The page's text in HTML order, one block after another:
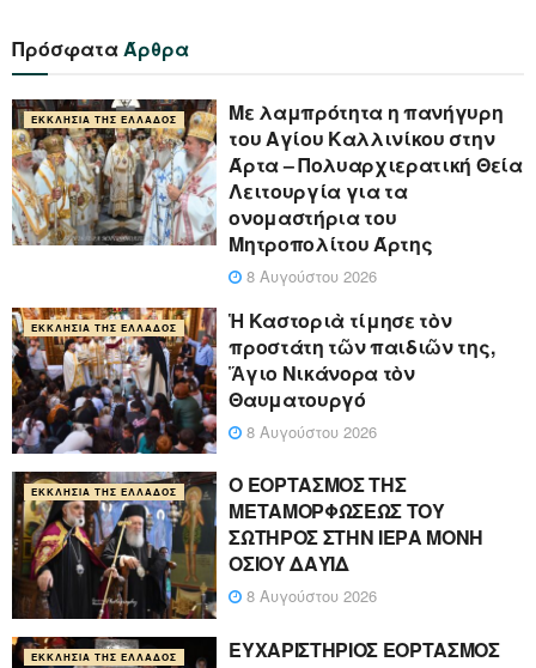
ΠρόσφαταΆρθρα
ΕΚΚΛΗΣΊΑ ΤΗΣ ΕΛΛΆΔΟΣ
Με λαμπρότητα η πανήγυρη
του Αγίου Καλλινίκου στην
Άρτα – Πολυαρχιερατική Θεία
Λειτουργία για τα
ονομαστήρια του
Μητροπολίτου Άρτης
8 Αυγούστου 2026
ΕΚΚΛΗΣΊΑ ΤΗΣ ΕΛΛΆΔΟΣ
Ἡ Καστοριὰ τίμησε τὸν
προστάτη τῶν παιδιῶν της,
Ἅγιο Νικάνορα τὸν
Θαυματουργό
8 Αυγούστου 2026
ΕΚΚΛΗΣΊΑ ΤΗΣ ΕΛΛΆΔΟΣ
Ο ΕΟΡΤΑΣΜΟΣ ΤΗΣ
ΜΕΤΑΜΟΡΦΩΣΕΩΣ ΤΟΥ
ΣΩΤΗΡΟΣ ΣΤΗΝ ΙΕΡΑ ΜΟΝΗ
ΟΣΙΟΥ ΔΑΥΪΔ
8 Αυγούστου 2026
ΕΚΚΛΗΣΊΑ ΤΗΣ ΕΛΛΆΔΟΣ
ΕΥΧΑΡΙΣΤΗΡΙΟΣ ΕΟΡΤΑΣΜΟΣ